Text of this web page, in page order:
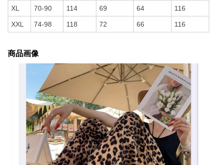
XL 70-90 114 69 64 116
XXL 74-98 118 72 66 116
商品画像